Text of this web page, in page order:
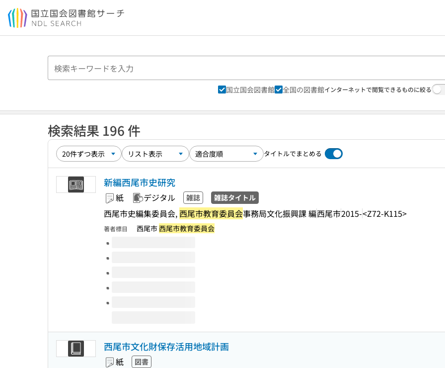
本文へ移動
国立国会図書館 全国の図書館インターネットで閲覧できるものに絞る
検索結果 196 件
タイトルでまとめる
新編西尾市史研究
紙 デジタル 雑誌 雑誌タイトル
西尾市史編集委員会, 西尾市教育委員会事務局文化振興課 編西尾市2015-<Z72-K115>
著者標目 西尾市西尾市教育委員会
このタイトルの巻号
西尾市文化財保存活用地域計画
紙 図書